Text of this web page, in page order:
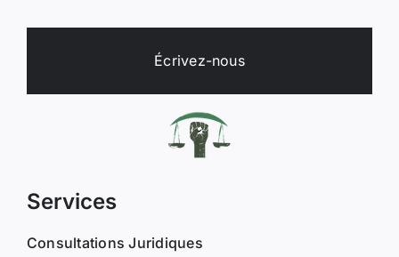
Écrivez-nous
Services
Consultations Juridiques